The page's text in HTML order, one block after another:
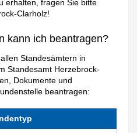
erhalten, fragen Sie bitte
Clarholz!
kann ich beantragen?
Standesämtern in
Standesamt Herzebrock-
Dokumente und
beantragen: